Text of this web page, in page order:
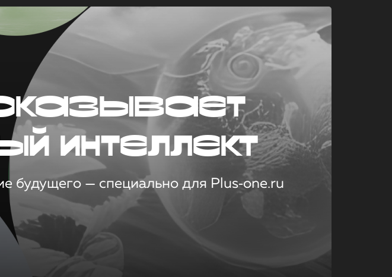
интеллект
будущего — специально для Plus‑one.ru